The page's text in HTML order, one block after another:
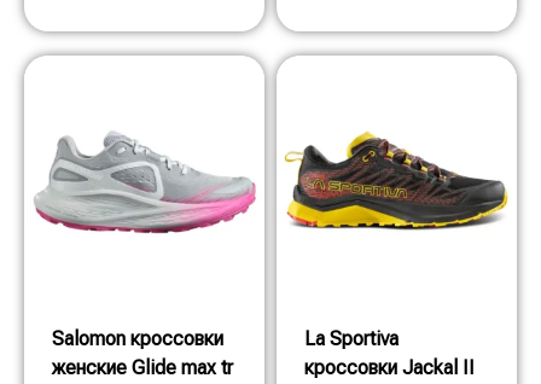
Salomon кроссовки
женские Glide max tr
La Sportiva
кроссовки Jackal II